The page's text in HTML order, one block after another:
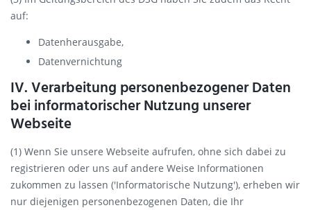
auf:
Datenherausgabe,
Datenvernichtung
IV. Verarbeitung personenbezogener Daten
bei informatorischer Nutzung unserer
Webseite
(1) Wenn Sie unsere Webseite aufrufen, ohne sich dabei zu
registrieren oder uns auf andere Weise Informationen
zukommen zu lassen ('Informatorische Nutzung'), erheben wir
nur diejenigen personenbezogenen Daten, die Ihr